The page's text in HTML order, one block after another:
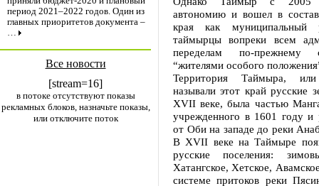
период 2021–2022 годов. Один из
главных приоритетов документа –
…
Все новости
[stream=16]
в потоке отсутствуют показы
рекламных блоков, назначьте показы,
или отключите поток
автономию и вошел в состав
края как муниципальный
таймырцы вопреки всем
переделам по-прежнему
“жителями особого
Территория Таймыра,
называли этот край русские
XVII веке, была частью
учрежденного в 1601 году и
от Оби на западе до реки
В XVII веке на Таймыре
русские поселения:
Хатангское, Хетское,
системе притоков реки